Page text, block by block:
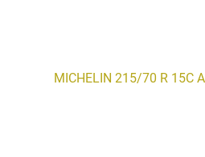
MICHELIN 215/70 R 15C